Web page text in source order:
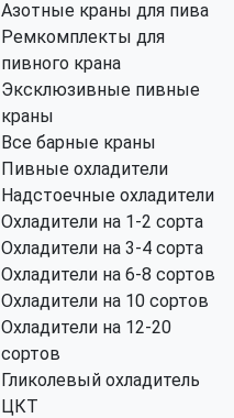
Азотные краны для пива
Ремкомплекты для
пивного крана
Эксклюзивные пивные
краны
Все барные краны
Пивные охладители
Надстоечные охладители
Охладители на 1-2 сорта
Охладители на 3-4 сорта
Охладители на 6-8 сортов
Охладители на 10 сортов
Охладители на 12-20
сортов
Гликолевый охладитель
ЦКТ